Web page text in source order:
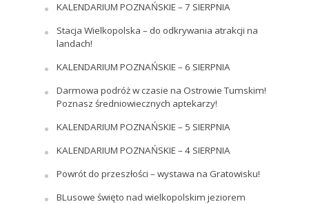
KALENDARIUM POZNAŃSKIE – 7 SIERPNIA
Stacja Wielkopolska – do odkrywania atrakcji na
landach!
KALENDARIUM POZNAŃSKIE – 6 SIERPNIA
Darmowa podróż w czasie na Ostrowie Tumskim!
Poznasz średniowiecznych aptekarzy!
KALENDARIUM POZNAŃSKIE – 5 SIERPNIA
KALENDARIUM POZNAŃSKIE – 4 SIERPNIA
Powrót do przeszłości – wystawa na Gratowisku!
BLusowe święto nad wielkopolskim jeziorem